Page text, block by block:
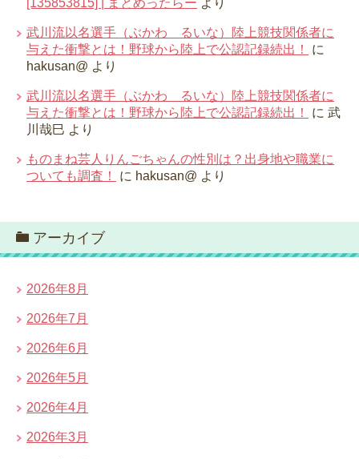
[135853815] | まとめったらー より
武川流以名選手（ぶかわ るいな）陸上競技関係者に
与えた衝撃とは！野球から陸上で公認記録続出！
に
hakusan@ より
武川流以名選手（ぶかわ るいな）陸上競技関係者に
与えた衝撃とは！野球から陸上で公認記録続出！
に 武
川哉巳 より
ものまね芸人りんごちゃんの性別は？出身地や職業に
ついても調査！
に hakusan@ より
アーカイブ
2026年8月
2026年7月
2026年6月
2026年5月
2026年4月
2026年3月